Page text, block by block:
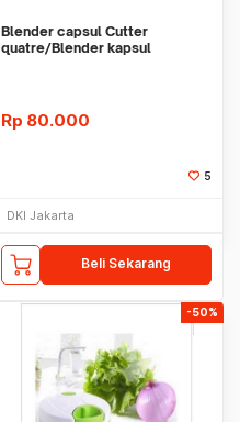
Blender capsul Cutter
quatre/Blender kapsul
Rp 80.000
5
DKI Jakarta
Beli Sekarang
-50%